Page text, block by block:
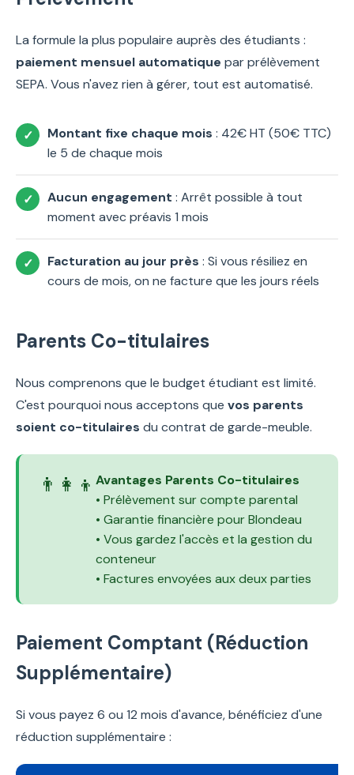
La formule la plus populaire auprès des étudiants :
paiement mensuel automatique par prélèvement
SEPA. Vous n'avez rien à gérer, tout est automatisé.
Montant fixe chaque mois : 42€ HT (50€ TTC)
le 5 de chaque mois
Aucun engagement : Arrêt possible à tout
moment avec préavis 1 mois
Facturation au jour près : Si vous résiliez en
cours de mois, on ne facture que les jours réels
Parents Co-titulaires
Nous comprenons que le budget étudiant est limité.
C'est pourquoi nous acceptons que vos parents
soient co-titulaires du contrat de garde-meuble.
👨‍👩‍👦 Avantages Parents Co-titulaires
• Prélèvement sur compte parental
• Garantie financière pour Blondeau
• Vous gardez l'accès et la gestion du
conteneur
• Factures envoyées aux deux parties
Paiement Comptant (Réduction
Supplémentaire)
Si vous payez 6 ou 12 mois d'avance, bénéficiez d'une
réduction supplémentaire :